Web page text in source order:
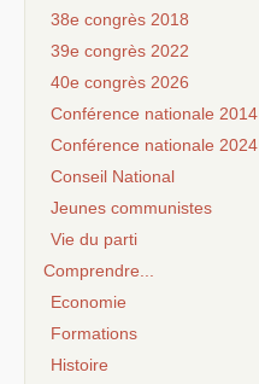
38e congrès 2018
39e congrès 2022
40e congrès 2026
Conférence nationale 2014
Conférence nationale 2024
Conseil National
Jeunes communistes
Vie du parti
Comprendre...
Economie
Formations
Histoire